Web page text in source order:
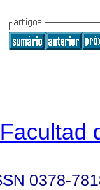
0378-